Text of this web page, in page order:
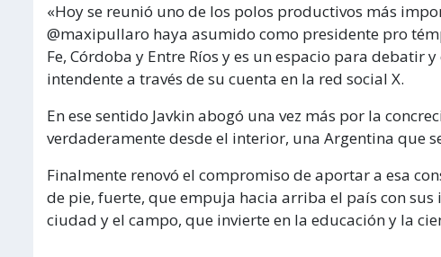
«Hoy se reunió uno de los polos productivos más
@maxipullaro haya asumido como presidente pro
Fe, Córdoba y Entre Ríos y es un espacio para debatir
intendente a través de su cuenta en la red social X.
En ese sentido Javkin abogó una vez más por la
verdaderamente desde el interior, una Argentina que
Finalmente renovó el compromiso de aportar a esa
de pie, fuerte, que empuja hacia arriba el país con
ciudad y el campo, que invierte en la educación y la